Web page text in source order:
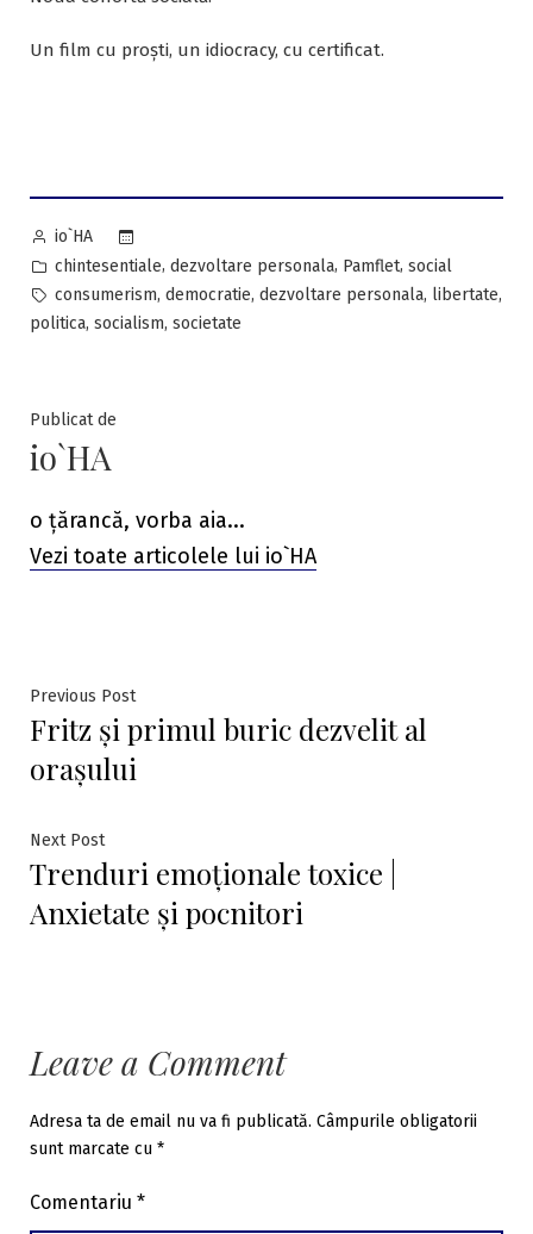
Un film cu proști, un idiocracy, cu certificat.
Posted
by
io`HA
Posted
in
chintesentiale, dezvoltare personala, Pamflet, social
Tags:
consumerism, democratie, dezvoltare personala, libertate,
politica, socialism, societate
Publicat de
io`HA
o țărancă, vorba aia...
Vezi toate articolele lui io`HA
Navigare
în
articole
Previous PostPrevious
post:
Fritz și primul buric dezvelit al
orașului
Next PostNext
post:
Trenduri emoționale toxice |
Anxietate și pocnitori
Leave a Comment
Adresa ta de email nu va fi publicată. Câmpurile obligatorii
sunt marcate cu *
Comentariu *